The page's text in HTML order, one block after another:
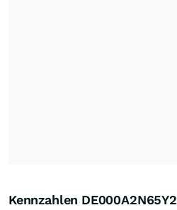
Kennzahlen DE000A2N65Y2